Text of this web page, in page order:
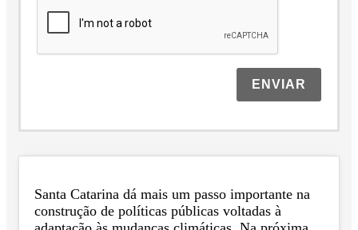
ENVIAR
Santa Catarina dá mais um passo importante na
construção de políticas públicas voltadas à